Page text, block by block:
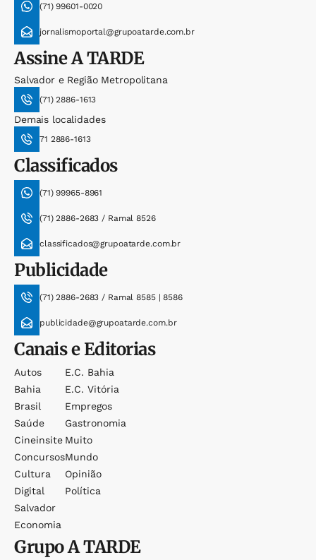
(71) 99601-0020
jornalismoportal@grupoatarde.com.br
AssineA TARDE
Salvador e Região Metropolitana
(71) 2886-1613
Demais localidades
71 2886-1613
Classificados
(71) 99965-8961
(71) 2886-2683 / Ramal 8526
classificados@grupoatarde.com.br
Publicidade
(71) 2886-2683 / Ramal 8585 | 8586
publicidade@grupoatarde.com.br
Canais e Editorias
Autos
Bahia
Brasil
Saúde
Cineinsite
Concursos
Cultura
Digital
Salvador
Economia
E.c. Bahia
E.c. Vitória
Empregos
Gastronomia
Muito
Mundo
Opinião
Política
GrupoA TARDE